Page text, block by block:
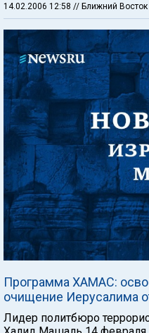
14.02.2006 12:58 // Ближний Восток
Программа ХАМАС:
очищение Иерусалима
Лидер политбюро